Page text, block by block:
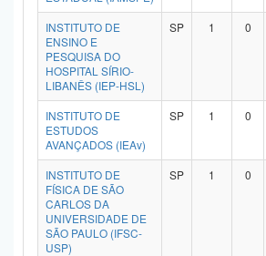
INSTITUTO DE
ENSINO E
PESQUISA DO
HOSPITAL SÍRIO-
LIBANÊS (IEP-HSL)
SP 1 0
INSTITUTO DE
ESTUDOS
AVANÇADOS (IEAv)
SP 1 0
INSTITUTO DE
FÍSICA DE SÃO
CARLOS DA
UNIVERSIDADE DE
SÃO PAULO (IFSC-
USP)
SP 1 0